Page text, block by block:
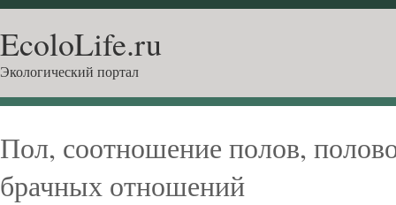
EcoloLife.ru
Экологический портал
Пол, соотношение полов,
брачных отношений